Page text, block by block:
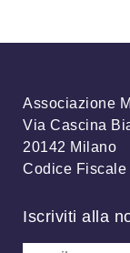
Associazione
Via Cascina
20142 Milano
Codice
Iscriviti alla